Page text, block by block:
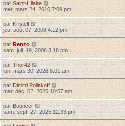
par Saint-Hilaire
mer. mars 24, 2010 7:09 pm
par Kristell
jeu. août 07, 2008 4:12 pm
par Renzo
sam. juil. 19, 2008 3:18 pm
parThor42
lun. mars 30, 2026 8:01 am
par Dimitri Poliakoff
mar. déc. 02, 2025 10:57 am
par Bouncer
sam. sept. 27, 2025 12:33 pm